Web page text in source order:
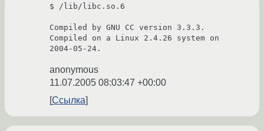
$ /lib/libc.so.6
Compiled by GNU CC version 3.3.3.
Compiled on a Linux 2.4.26 system on
anonymous
11.07.2005 08:03:47 +00:00
Ссылка